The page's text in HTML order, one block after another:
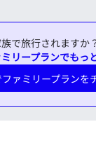
で旅行されますか
リープランでもっ
ァミリープランを